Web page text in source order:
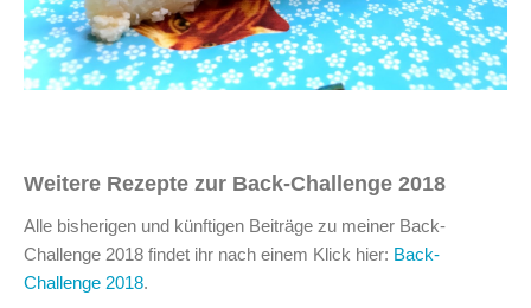
Weitere Rezepte zur Back-Challenge 2018
Alle bisherigen und künftigen Beiträge zu meiner Back-
Challenge 2018 findet ihr nach einem Klick hier: Back-
Challenge 2018.